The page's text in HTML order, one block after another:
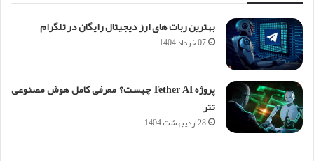
بهترین ربات های ارز دیجیتال رایگان در تلگرام
07 خرداد 1404
پروژه Tether AI چیست؟ معرفی کامل هوش مصنوعی
تتر
28 اردیبهشت 1404